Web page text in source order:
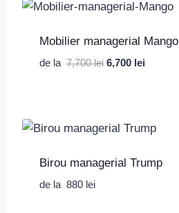
Mobilier managerial Mango
de la7,700lei Prețul
7,700 lei.
6,700 leiPrețul
Birou managerial Trump
de la 880 lei